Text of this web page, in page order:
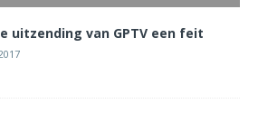
uitzending van GPTV een feit